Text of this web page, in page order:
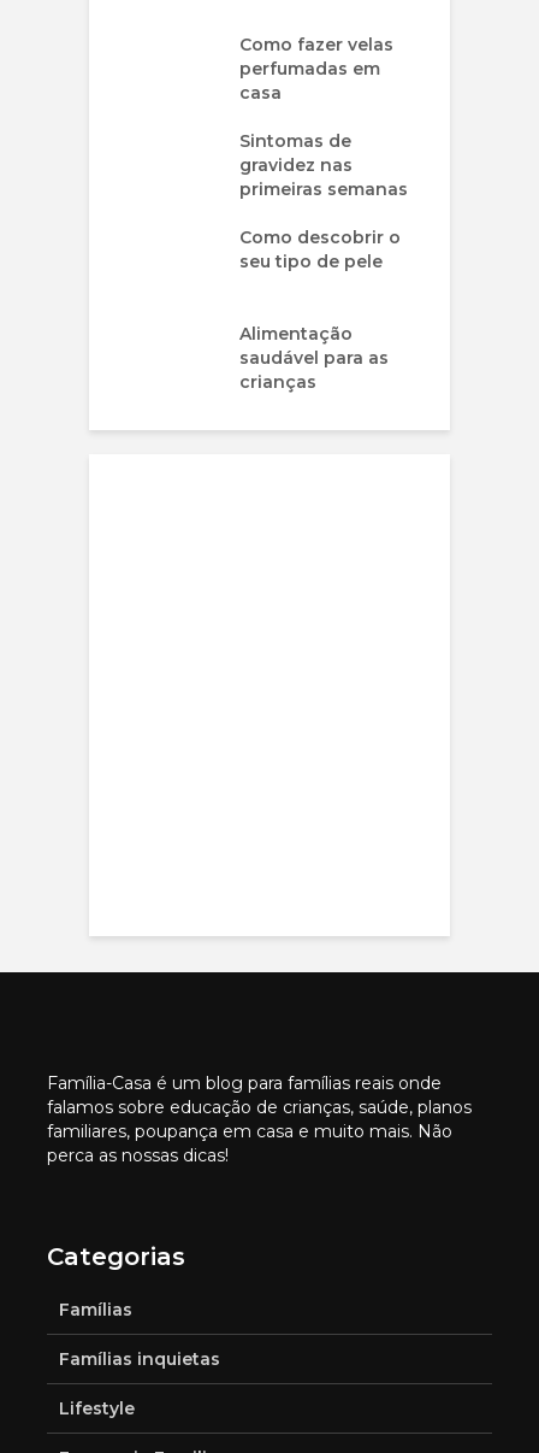
Como fazer velas
perfumadas em
casa
Sintomas de
gravidez nas
primeiras semanas
Como descobrir o
seu tipo de pele
Alimentação
saudável para as
crianças
Família-Casa é um blog para famílias reais onde
falamos sobre educação de crianças, saúde, planos
familiares, poupança em casa e muito mais. Não
perca as nossas dicas!
Categorias
Famílias
Famílias inquietas
Lifestyle